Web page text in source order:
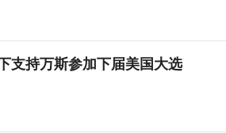
支持万斯参加下届美国大选